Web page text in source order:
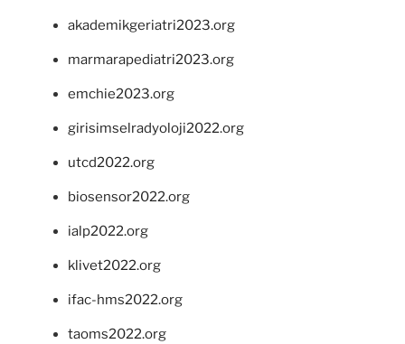
akademikgeriatri2023.org
marmarapediatri2023.org
emchie2023.org
girisimselradyoloji2022.org
utcd2022.org
biosensor2022.org
ialp2022.org
klivet2022.org
ifac-hms2022.org
taoms2022.org